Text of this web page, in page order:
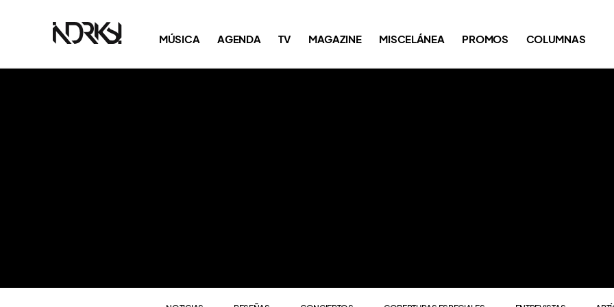
MÚSICA AGENDA TV MAGAZINE MISCELÁNEA PROMOS COLUMNAS